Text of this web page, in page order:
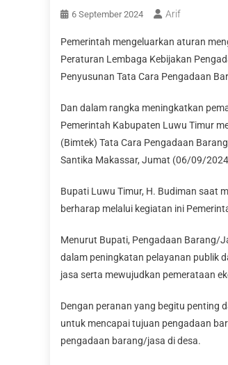
6 September 2024 Arif
Pemerintah mengeluarkan aturan
Peraturan Lembaga Kebijakan
Penyusunan Tata Cara Pengadaan
Dan dalam rangka meningkatkan
Pemerintah Kabupaten Luwu Timur
(Bimtek) Tata Cara Pengadaan
Santika Makassar, Jumat (06/09/
Bupati Luwu Timur, H. Budiman saat
berharap melalui kegiatan ini
Menurut Bupati, Pengadaan Barang/
dalam peningkatan pelayanan publik
jasa serta mewujudkan pemerataan
Dengan peranan yang begitu penting
untuk mencapai tujuan pengadaan
pengadaan barang/jasa di desa.